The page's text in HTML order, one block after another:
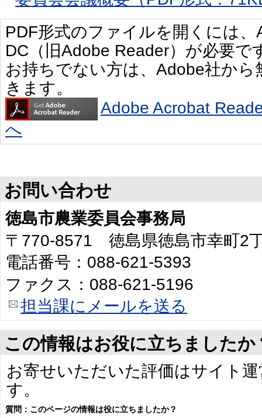
PDF形式のファイルを開くには
DC（旧Adobe Reader）が必要で
お持ちでない方は、Adobe社か
きます。
Adobe Acrobat
へ
お問い合わせ
徳島市農業委員会事務局
〒770-8571 徳島県徳島市幸町2
電話番号：088-621-5393
ファクス：088-621-5196
担当課にメールを送る
この情報はお役に立ちましたか
お寄せいただいた評価はサイト
す。
質問：このページの情報は役に立ちましたか？